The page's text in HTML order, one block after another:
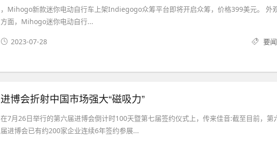
，Mihogo新款迷你电动自行车上架Indiegogo众筹平台即将开启众筹，价格399美元。 外
方面，Mihogo迷你电动自行...
2023-07-28 要闻
进博会折射中国市场强大“磁吸力”
在7月26日举行的第六届进博会倒计时100天暨第七届签约仪式上，传来佳音:截至目前，第
届进博会已有约200家企业连续6年签约参展...